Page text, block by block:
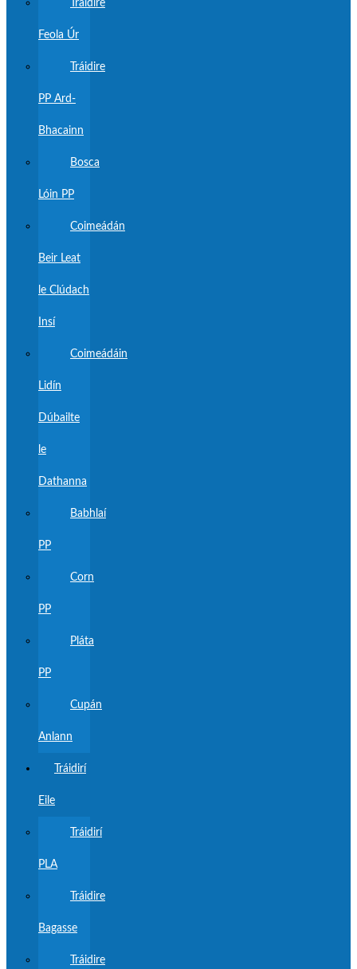
Tráidire
Feola Úr
Tráidire
PP Ard-
Bhacainn
Bosca
Lóin PP
Coimeádán
Beir Leat
le Clúdach
Insí
Coimeádáin
Lidín
Dúbailte
le
Dathanna
Babhlaí
PP
Corn
PP
Pláta
PP
Cupán
Anlann
Tráidirí
Eile
Tráidirí
PLA
Tráidire
Bagasse
Tráidire